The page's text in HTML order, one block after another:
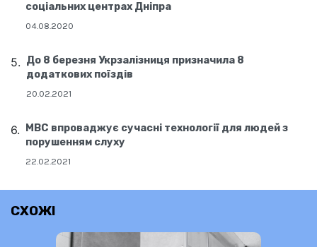
соціальних центрах Дніпра
04.08.2020
До 8 березня Укрзалізниця призначила 8
додаткових поїздів
20.02.2021
МВС впроваджує сучасні технології для людей з
порушенням слуху
22.02.2021
СХОЖІ